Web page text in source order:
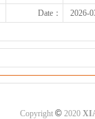
Date：
2026-
Copyright ©2020